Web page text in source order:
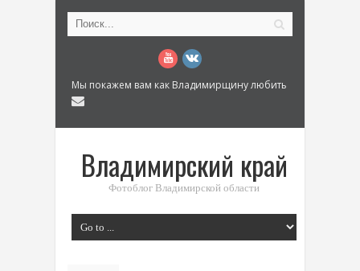
Мы покажем вам как Владимирщину любить
Владимирский край
Фотоблог Владимирской области